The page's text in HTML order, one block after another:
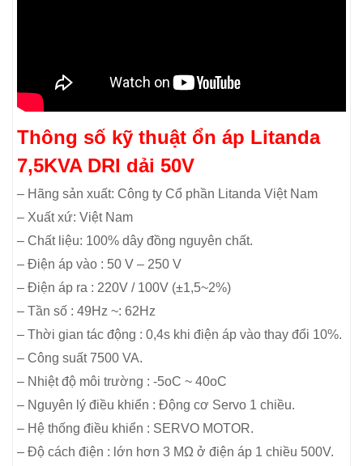
Thông số kỹ thuật ổn áp Litanda
7,5KVA DRI dải 50V
– Hãng sản xuất: Công ty Cổ phần Litanda Việt Nam
– Xuất xứ: Việt Nam
– Chất liệu: 100% dây đồng nguyên chất.
– Điện áp vào : 50 V – 250 V
– Điện áp ra : 220V / 100V (±1,5~2%)
– Tần số : 49Hz ~: 62Hz
– Thời gian tác động : 0,4s khi điện áp vào thay đổi 10%.
– Công suất 7500 VA.
– Nhiệt độ môi trường : -5oC ~ 40oC
– Nguyên lý điều khiển : Động cơ Servo 1 chiều.
– Hệ thống điều khiển : SERVO MOTOR.
– Độ cách điện : lớn hơn 3 MΩ ở điện áp 1 chiều 500V.